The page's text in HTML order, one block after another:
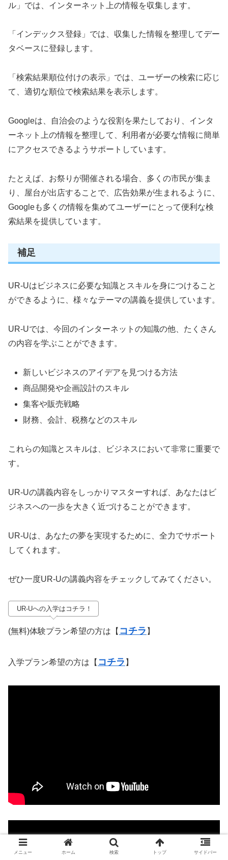
ル」では、インターネット上の情報を収集します。
「インデックス登録」では、収集した情報を整理してデー
タベースに登録します。
「検索結果順位付けの表示」では、ユーザーの検索に応じ
て、適切な順位で検索結果を表示します。
Googleは、自治会のような役割を果たしており、インタ
ーネット上の情報を整理して、利用者が必要な情報に簡単
にアクセスできるようサポートしています。
たとえば、お祭りが開催される場合、多くの市民が集ま
り、屋台が出店することで、広告効果が生まれるように、
Googleも多くの情報を集めてユーザーにとって便利な検
索結果を提供しています。
補足
UR-Uはビジネスに必要な知識とスキルを身につけること
ができるように、様々なテーマの講義を提供しています。
UR-Uでは、今回のインターネットの知識の他、たくさん
の内容を学ぶことができます。
新しいビジネスのアイデアを見つける方法
商品開発や企画設計のスキル
集客や販売戦略
財務、会計、税務などのスキル
これらの知識とスキルは、ビジネスにおいて非常に重要で
す。
UR-Uの講義内容をしっかりマスターすれば、あなたはビ
ジネスへの一歩を大きく近づけることができます。
UR-Uは、あなたの夢を実現するために、全力でサポート
してくれます。
ぜひ一度UR-Uの講義内容をチェックしてみてください。
UR-Uへの入学はコチラ！
(無料)体験プラン希望の方は【 コチラ 】
入学プラン希望の方は【 コチラ 】
メニュー ホーム 検索 トップ サイドバー